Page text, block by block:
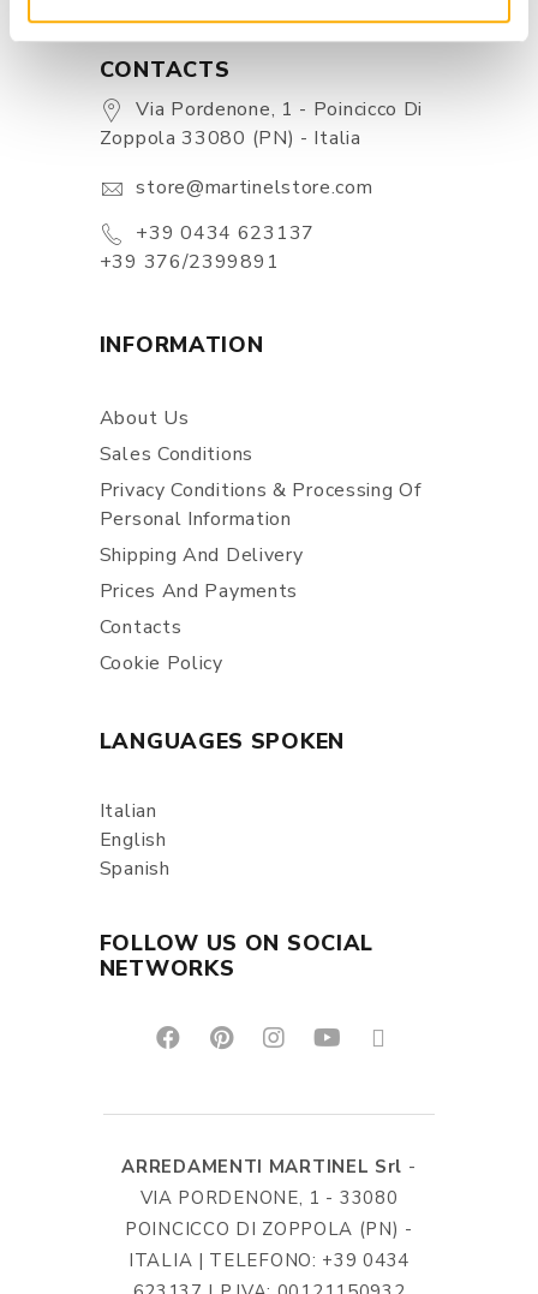
CONTACTS
Via Pordenone, 1 - Poincicco Di
Zoppola 33080 (PN) - Italia
store@martinelstore.com
+39 0434 623137
+39 376/2399891
INFORMATION
About Us
Sales Conditions
Privacy Conditions & Processing Of
Personal Information
Shipping And Delivery
Prices And Payments
Contacts
Cookie Policy
LANGUAGES SPOKEN
Italian
English
Spanish
FOLLOW US ON SOCIAL
NETWORKS
ARREDAMENTI MARTINEL Srl -
VIA PORDENONE, 1 - 33080
POINCICCO DI ZOPPOLA (PN) -
ITALIA | TELEFONO: +39 0434